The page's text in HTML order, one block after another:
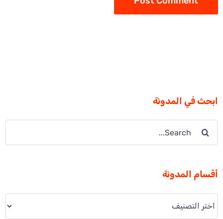
ابحث في المدونة
Search
أقسام المدونة
أقسام